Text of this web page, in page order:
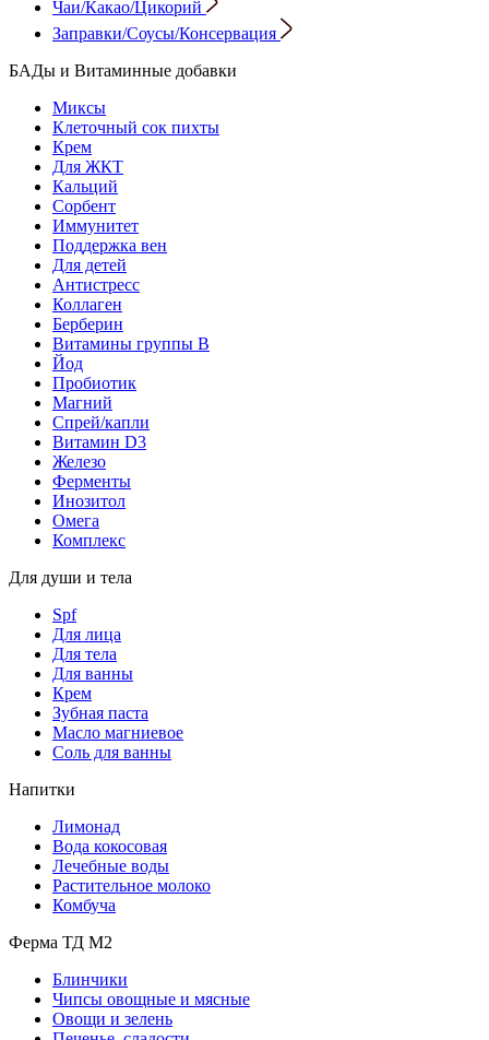
Чаи/Какао/Цикорий
Заправки/Соусы/Консервация
БАДы и Витаминные добавки
Миксы
Клеточный сок пихты
Крем
Для ЖКТ
Кальций
Сорбент
Иммунитет
Поддержка вен
Для детей
Антистресс
Коллаген
Берберин
Витамины группы B
Йод
Пробиотик
Магний
Спрей/капли
Витамин D3
Железо
Ферменты
Инозитол
Омега
Комплекс
Для души и тела
Spf
Для лица
Для тела
Для ванны
Крем
Зубная паста
Масло магниевое
Соль для ванны
Напитки
Лимонад
Вода кокосовая
Лечебные воды
Растительное молоко
Комбуча
Ферма ТД М2
Блинчики
Чипсы овощные и мясные
Овощи и зелень